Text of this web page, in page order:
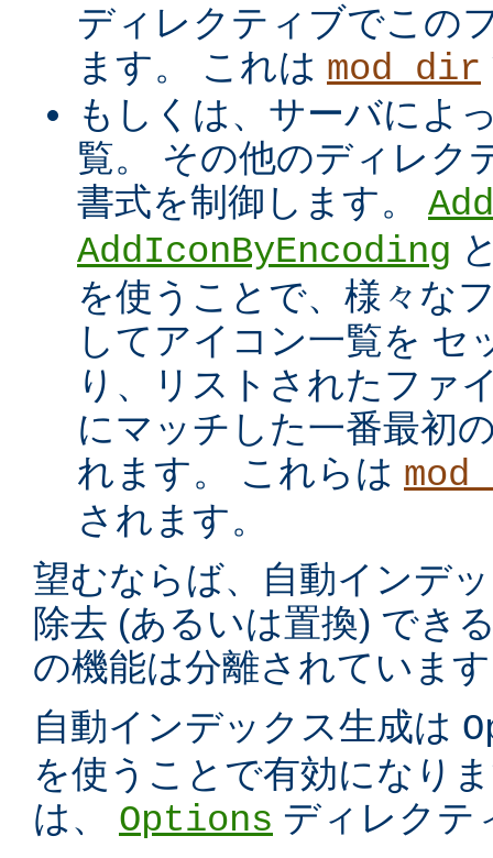
ディレクティブでこの
ます。 これは mod_dir
もしくは、サーバによ
覧。 その他のディレク
書式を制御します。
AddIconByEncoding
を使うことで、様々な
してアイコン一覧を セ
り、リストされたファ
にマッチした一番最初
れます。 これらは
されます。
望むならば、自動インデ
除去 (あるいは置換) でき
の機能は分離されていま
自動インデックス生成は
を使うことで有効になり
は、 Options ディレクテ